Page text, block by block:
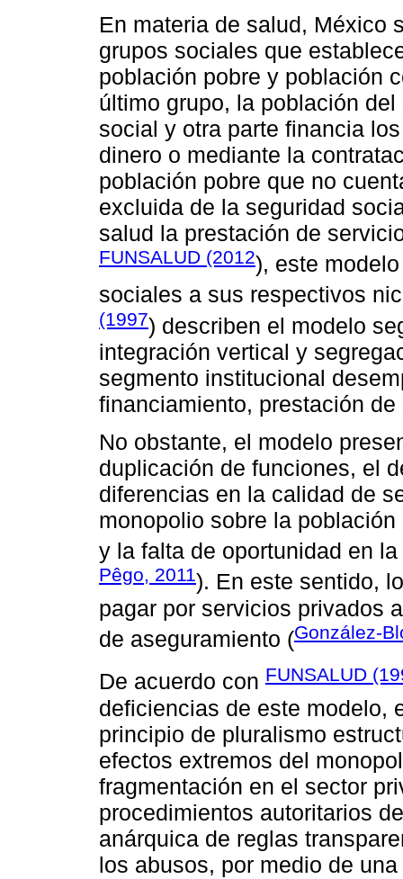
En materia de salud, México
grupos sociales que
población pobre y población
último grupo, la población
social y otra parte financia
dinero o mediante la
población pobre que no
excluida de la seguridad
salud la prestación de
FUNSALUD (2012), este
sociales a sus respectivos
(1997) describen el modelo
integración vertical y
segmento institucional
financiamiento, prestación
No obstante, el modelo
duplicación de funciones, el
diferencias en la calidad de
monopolio sobre la
y la falta de oportunidad en
Pêgo, 2011). En este sentido,
pagar por servicios privados
de aseguramiento (González-
De acuerdo con FUNSALUD
deficiencias de este modelo,
principio de pluralismo
efectos extremos del
fragmentación en el sector
procedimientos autoritarios
anárquica de reglas
los abusos, por medio de